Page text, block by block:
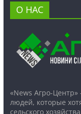
О НАС
«News Агро-
людей, которые
сельского